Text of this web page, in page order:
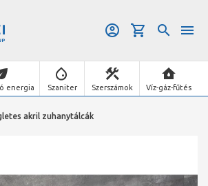
energia Szaniter Szerszámok Víz-gáz-fűtés
akril zuhanytálcák